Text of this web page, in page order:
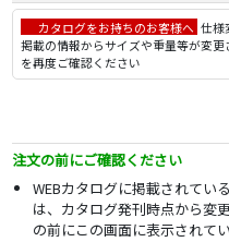
カタログをお持ちのお客様へ 仕様
掲載の情報からサイズや重量等が変
を再度ご確認ください
注文の前にご確認ください
WEBカタログに掲載されてい
は、カタログ発刊時点から変
の前にこの画面に表示されて